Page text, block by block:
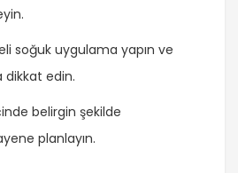
soğuk uygulama yapın ve
edin.
belirgin şekilde
planlayın.